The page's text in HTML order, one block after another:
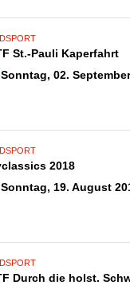
St.-Pauli Kaperfahrt
Sonntag, 02.
2018
Sonntag, 19. August
Durch die holst.